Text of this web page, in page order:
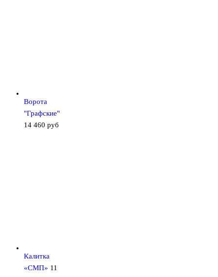
Ворота
"Графские"
14 460 руб
Калитка
«СМП» 11